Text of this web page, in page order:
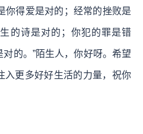
你得爱是对的；经常的挫败是
的诗是对的；你犯的罪是错
的。”陌生人，你好呀。希望
入更多好好生活的力量，祝你